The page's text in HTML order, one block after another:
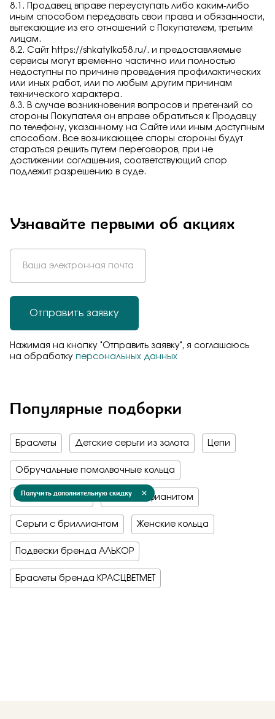
8.1. Продавец вправе переуступать либо каким-либо
иным способом передавать свои права и обязанности,
вытекающие из его отношений с Покупателем, третьим
лицам.
8.2. Сайт https://shkatylka58.ru/. и предоставляемые
сервисы могут временно частично или полностью
недоступны по причине проведения профилактических
или иных работ, или по любым другим причинам
технического характера.
8.3. В случае возникновения вопросов и претензий со
стороны Покупателя он вправе обратиться к Продавцу
по телефону, указанному на Сайте или иным доступным
способом. Все возникающее споры стороны будут
стараться решить путем переговоров, при не
достижении соглашения, соответствующий спор
подлежит разрешению в суде.
Узнавайте первыми об акциях
Отправить заявку
Нажимая на кнопку "Отправить заявку", я соглашаюсь
на обработку персональных данных
Популярные подборки
Браслеты Детские серьги из золота Цепи
Обручальные помолвочные кольца
Мужские кольца Серьги с фианитом
Серьги с бриллиантом Женские кольца
Подвески бренда АЛЬКОР
Браслеты бренда КРАСЦВЕТМЕТ
Получить дополнительную скидку